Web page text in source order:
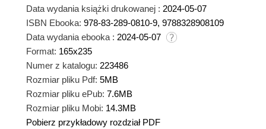
Data wydania książki drukowanej : 2024-05-07
ISBN Ebooka: 978-83-289-0810-9, 9788328908109
Data wydania ebooka : 2024-05-07
Format: 165x235
Numer z katalogu: 223486
Rozmiar pliku Pdf: 5MB
Rozmiar pliku ePub: 7.6MB
Rozmiar pliku Mobi: 14.3MB
Pobierz przykładowy rozdział PDF